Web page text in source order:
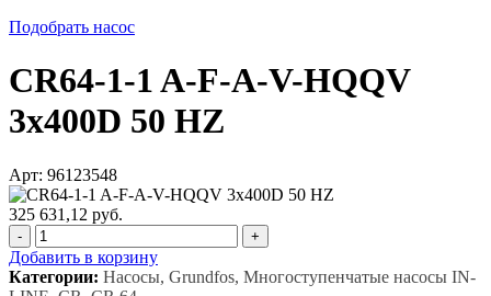
Подобрать насос
CR64-1-1 A-F-A-V-HQQV
3x400D 50 HZ
Арт: 96123548
325 631,12 руб.
- +
Добавить в корзину
Категории: Насосы, Grundfos, Многоступенчатые насосы IN-